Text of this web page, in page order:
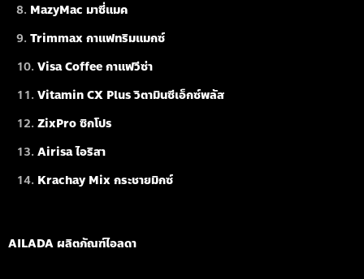
MazyMac มาซี่แมค
Trimmax กาแฟทริมแมกซ์
Visa Coffee กาแฟวีซ่า
Vitamin CX Plus วิตามินซีเอ็กซ์พลัส
ZixPro ซิกโปร
Airisa ไอริสา
Krachay Mix กระชายมิกซ์
AILADA ผลิตภัณฑ์ไอลดา